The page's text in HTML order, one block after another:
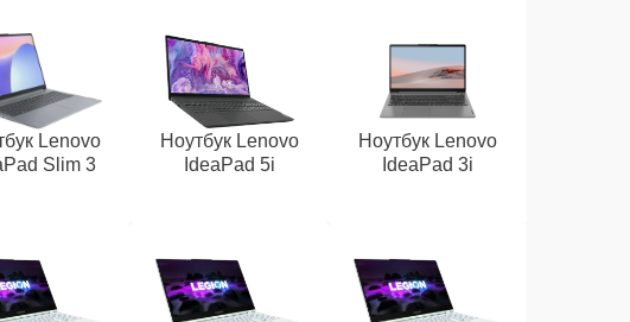
Lenovo
Slim 3
Ноутбук Lenovo
IdeaPad 5i
Ноутбук Lenovo
IdeaPad 3i